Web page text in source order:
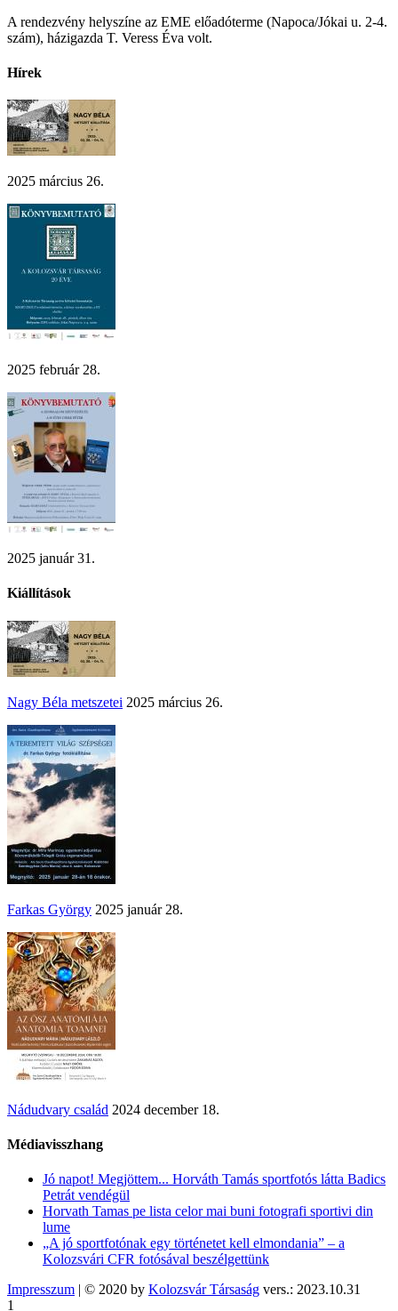
A rendezvény helyszíne az EME előadóterme (Napoca/Jókai u. 2-4.
szám), házigazda T. Veress Éva volt.
Hírek
2025 március 26.
2025 február 28.
2025 január 31.
Kiállítások
Nagy Béla metszetei 2025 március 26.
Farkas György 2025 január 28.
Nádudvary család 2024 december 18.
Médiavisszhang
Jó napot! Megjöttem... Horváth Tamás sportfotós látta Badics
Petrát vendégül
Horvath Tamas pe lista celor mai buni fotografi sportivi din
lume
„A jó sportfotónak egy történetet kell elmondania” – a
Kolozsvári CFR fotósával beszélgettünk
Impresszum | © 2020 by Kolozsvár Társaság vers.: 2023.10.31
1